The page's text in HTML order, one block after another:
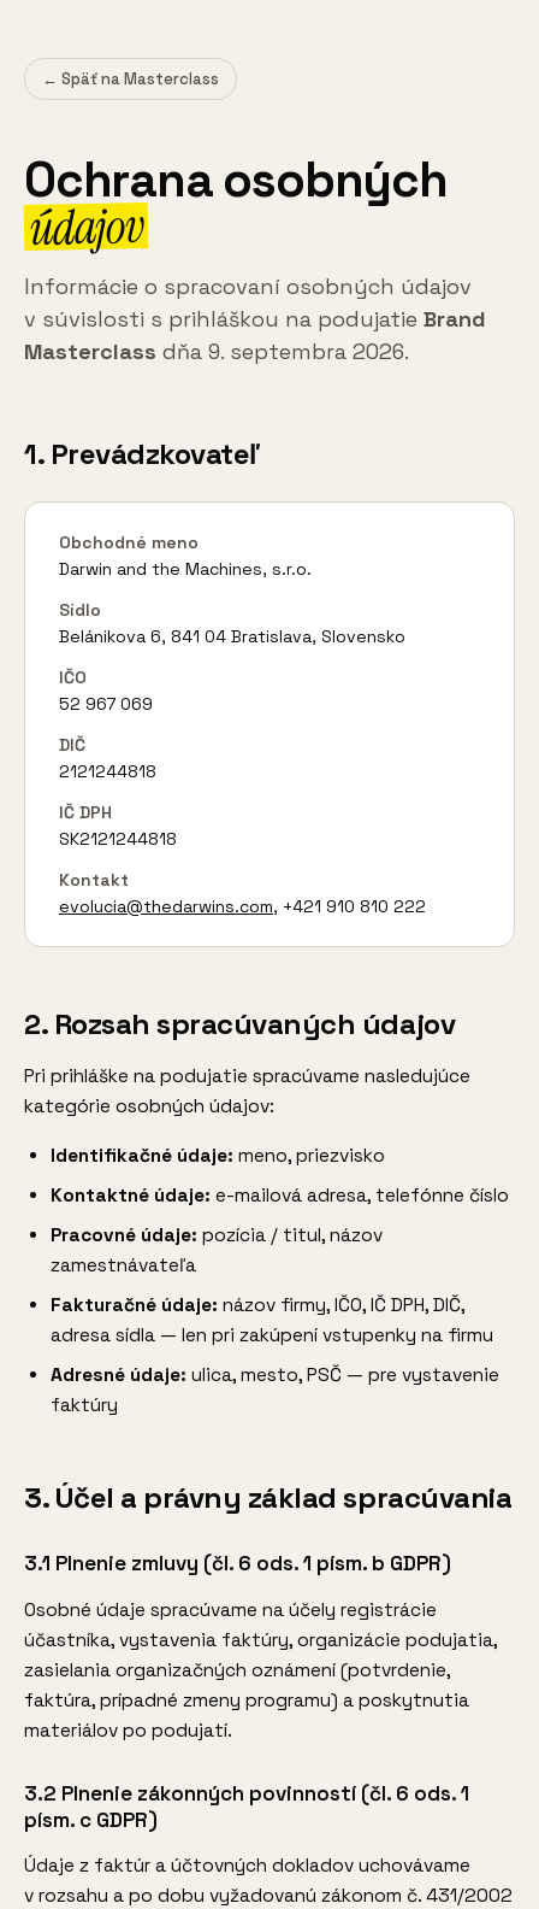
← Späť na Masterclass
Ochrana osobných
údajov
Informácie o spracovaní osobných údajov
v súvislosti s prihláškou na podujatie Brand
Masterclass dňa 9. septembra 2026.
1. Prevádzkovateľ
Obchodné meno
Darwin and the Machines, s.r.o.
Sídlo
Belánikova 6, 841 04 Bratislava, Slovensko
IČO
52 967 069
DIČ
2121244818
IČ DPH
SK2121244818
Kontakt
evolucia@thedarwins.com, +421 910 810 222
2. Rozsah spracúvaných údajov
Pri prihláške na podujatie spracúvame nasledujúce
kategórie osobných údajov:
Identifikačné údaje: meno, priezvisko
Kontaktné údaje: e-mailová adresa, telefónne číslo
Pracovné údaje: pozícia / titul, názov
zamestnávateľa
Fakturačné údaje: názov firmy, IČO, IČ DPH, DIČ,
adresa sídla — len pri zakúpení vstupenky na firmu
Adresné údaje: ulica, mesto, PSČ — pre vystavenie
faktúry
3. Účel a právny základ spracúvania
3.1 Plnenie zmluvy (čl. 6 ods. 1 písm. b GDPR)
Osobné údaje spracúvame na účely registrácie
účastníka, vystavenia faktúry, organizácie podujatia,
zasielania organizačných oznámení (potvrdenie,
faktúra, prípadné zmeny programu) a poskytnutia
materiálov po podujatí.
3.2 Plnenie zákonných povinností (čl. 6 ods. 1
písm. c GDPR)
Údaje z faktúr a účtovných dokladov uchovávame
v rozsahu a po dobu vyžadovanú zákonom č. 431/2002